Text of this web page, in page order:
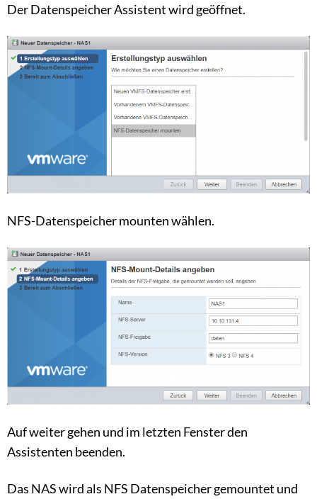
Der Datenspeicher Assistent wird geöffnet.
NFS-Datenspeicher mounten wählen.
Auf weiter gehen und im letzten Fenster den
Assistenten beenden.
Das NAS wird als NFS Datenspeicher gemountet und